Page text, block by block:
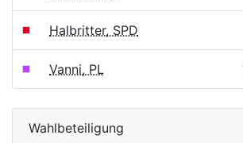
Halbritter, SPD
Vanni, PL
Wahlbeteiligung